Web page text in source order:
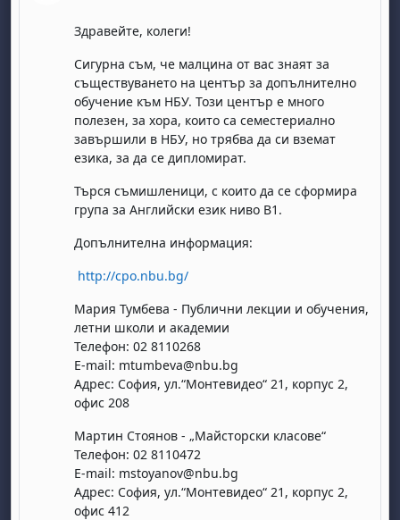
Здравейте, колеги!
Сигурна съм, че малцина от вас знаят за
съществуването на център за допълнително
обучение към НБУ. Този център е много
полезен, за хора, които са семестериално
завършили в НБУ, но трябва да си вземат
езика, за да се дипломират.
Търся съмишленици, с които да се сформира
група за Английски език ниво B1.
Допълнителна информация:
http://cpo.nbu.bg/
Мария Тумбева - Публични лекции и обучения,
летни школи и академии
Телефон: 02 8110268
E-mail: mtumbeva@nbu.bg
Адрес: София, ул.“Монтевидео“ 21, корпус 2,
офис 208
Мартин Стоянов - „Майсторски класове“
Телефон: 02 8110472
E-mail: mstoyanov@nbu.bg
Адрес: София, ул.“Монтевидео“ 21, корпус 2,
офис 412
1 август
неделя, 2 август
8 август
неделя, 9 август